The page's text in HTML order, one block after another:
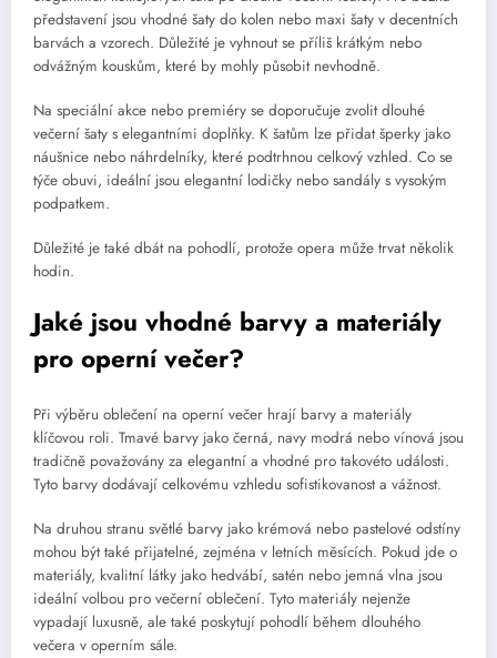
představení jsou vhodné šaty do kolen nebo maxi šaty v decentních
barvách a vzorech. Důležité je vyhnout se příliš krátkým nebo
odvážným kouskům, které by mohly působit nevhodně.
Na speciální akce nebo premiéry se doporučuje zvolit dlouhé
večerní šaty s elegantními doplňky. K šatům lze přidat šperky jako
náušnice nebo náhrdelníky, které podtrhnou celkový vzhled. Co se
týče obuvi, ideální jsou elegantní lodičky nebo sandály s vysokým
podpatkem.
Důležité je také dbát na pohodlí, protože opera může trvat několik
hodin.
Jaké jsou vhodné barvy a materiály
pro operní večer?
Při výběru oblečení na operní večer hrají barvy a materiály
klíčovou roli. Tmavé barvy jako černá, navy modrá nebo vínová jsou
tradičně považovány za elegantní a vhodné pro takovéto události.
Tyto barvy dodávají celkovému vzhledu sofistikovanost a vážnost.
Na druhou stranu světlé barvy jako krémová nebo pastelové odstíny
mohou být také přijatelné, zejména v letních měsících. Pokud jde o
materiály, kvalitní látky jako hedvábí, satén nebo jemná vlna jsou
ideální volbou pro večerní oblečení. Tyto materiály nejenže
vypadají luxusně, ale také poskytují pohodlí během dlouhého
večera v operním sále.